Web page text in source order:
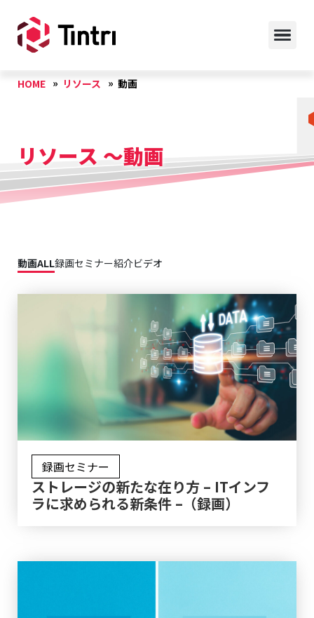
HOME リソース 動画
リソース ～動画
動画ALL録画セミナー紹介ビデオ
録画セミナー
ストレージの新たな在り方 – ITインフ
ラに求められる新条件 –（録画）